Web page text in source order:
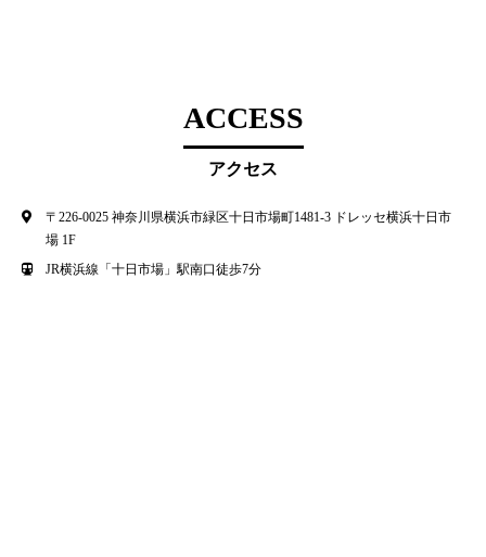
ACCESS
アクセス
〒226-0025 神奈川県横浜市緑区十日市場町1481-3 ドレッセ横浜十日市
場 1F
JR横浜線「十日市場」駅南口徒歩7分